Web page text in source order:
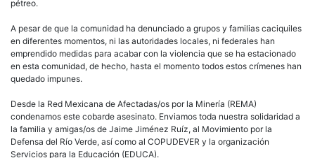
pétreo.
A pesar de que la comunidad ha denunciado a grupos y familias caciquiles
en diferentes momentos, ni las autoridades locales, ni federales han
emprendido medidas para acabar con la violencia que se ha estacionado
en esta comunidad, de hecho, hasta el momento todos estos crímenes han
quedado impunes.
Desde la Red Mexicana de Afectadas/os por la Minería (REMA)
condenamos este cobarde asesinato. Enviamos toda nuestra solidaridad a
la familia y amigas/os de Jaime Jiménez Ruíz, al Movimiento por la
Defensa del Río Verde, así como al COPUDEVER y la organización
Servicios para la Educación (EDUCA).